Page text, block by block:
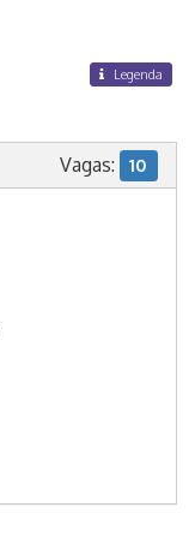
Legenda
Vagas: 10